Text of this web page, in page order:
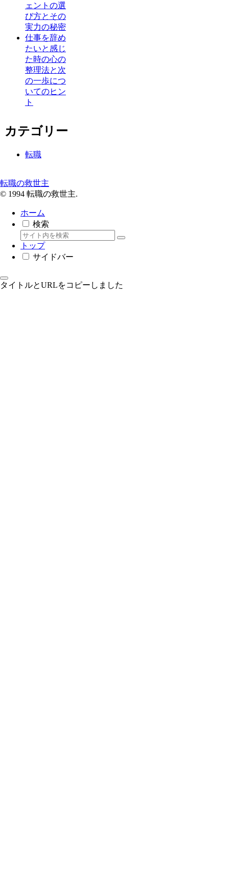
ェントの選
び方とその
実力の秘密
仕事を辞め
たいと感じ
た時の心の
整理法と次
の一歩につ
いてのヒン
ト
カテゴリー
転職
転職の救世主
© 1994 転職の救世主.
ホーム
検索
トップ
サイドバー
タイトルとURLをコピーしました